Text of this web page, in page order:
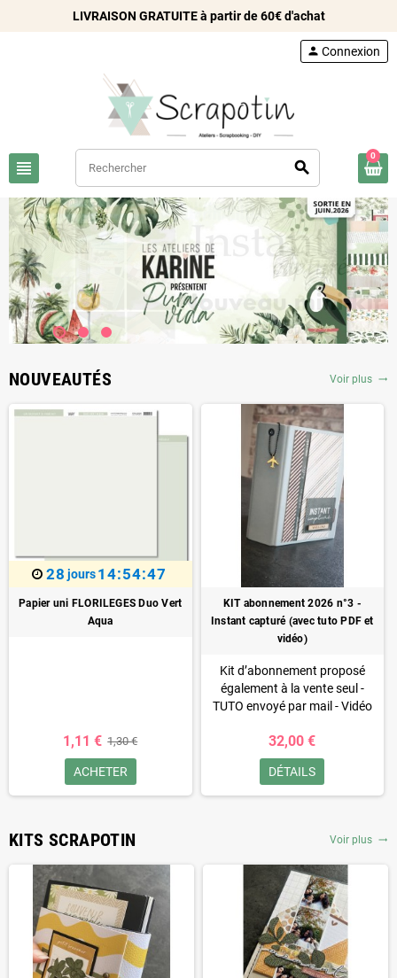
LIVRAISON GRATUITE à partir de 60€ d'achat
view_headline search
person Connexion
0
NOUVEAUTÉS Voir plus trending_flat
28 jours14:54:46
Papier uni FLORILEGES Duo Vert
Aqua
1,11 € 1,30 €
ACHETER
KIT abonnement 2026 n°3 -
Instant capturé (avec tuto PDF et
vidéo)
Kit d’abonnement proposé
également à la vente seul -
TUTO envoyé par mail - Vidéo
un abonnement, vous pouvez
l'inclure dans votre abonnement
à un tarif préférentiel)
32,00 €
DÉTAILS
KITS SCRAPOTIN Voir plus trending_flat